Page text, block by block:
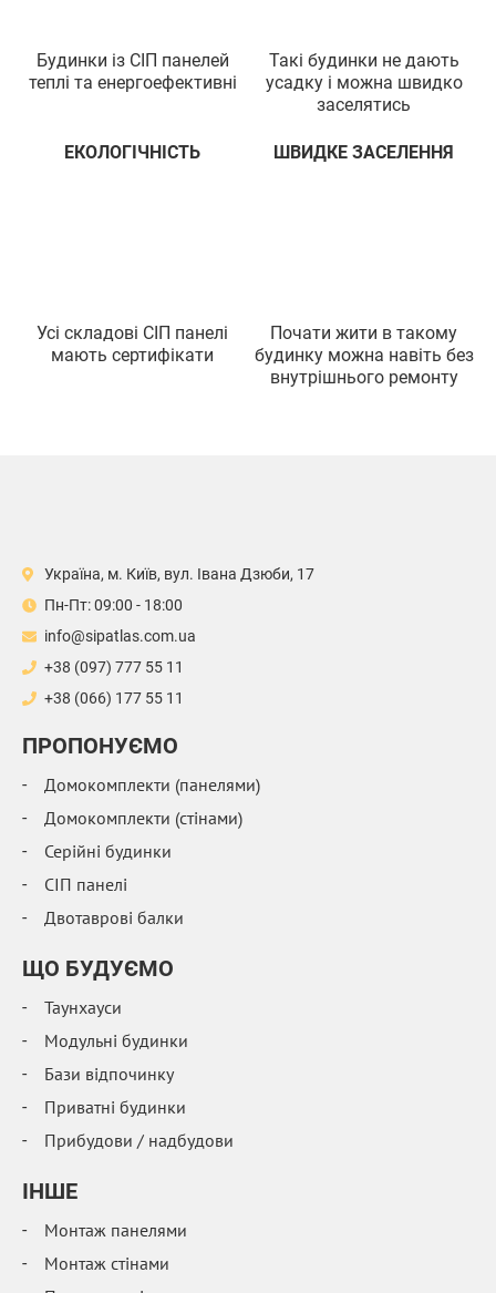
Будинки iз СIП панелей
теплi та енергоефективнi
Такi будинки не дають
усадку i можна швидко
заселятись
ЕКОЛОГIЧНIСТЬ
Усi складовi СIП панелi
мають сертифiкати
ШВИДКЕ ЗАСЕЛЕННЯ
Почати жити в такому
будинку можна навiть без
внутрiшнього ремонту
Україна, м. Київ, вул. Івана Дзюби, 17
Пн-Пт: 09:00 - 18:00
info@sipatlas.com.ua
+38 (097) 777 55 11
+38 (066) 177 55 11
ПРОПОНУЄМО
Домокомплекти (панелями)
Домокомплекти (стінами)
Серійні будинки
СІП панелі
Двотаврові балки
ЩО БУДУЄМО
Таунхауси
Модульні будинки
Бази відпочинку
Приватні будинки
Прибудови / надбудови
IНШЕ
Монтаж панелями
Монтаж стінами